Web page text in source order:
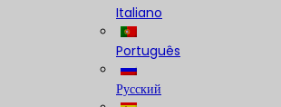
Italiano
Português
Русский